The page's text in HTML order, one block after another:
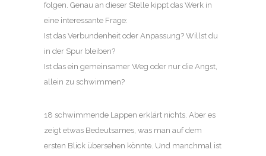
folgen. Genau an dieser Stelle kippt das Werk in
eine interessante Frage:
Ist das Verbundenheit oder Anpassung? Willst du
in der Spur bleiben?
Ist das ein gemeinsamer Weg oder nur die Angst,
allein zu schwimmen?
18 schwimmende Lappen erklärt nichts. Aber es
zeigt etwas Bedeutsames, was man auf dem
ersten Blick übersehen könnte. Und manchmal ist